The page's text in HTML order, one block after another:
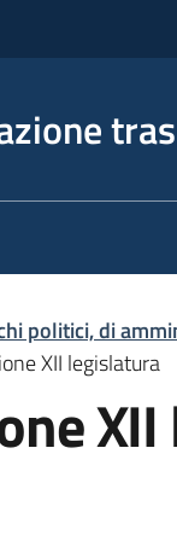
politici, di
XII legislatura